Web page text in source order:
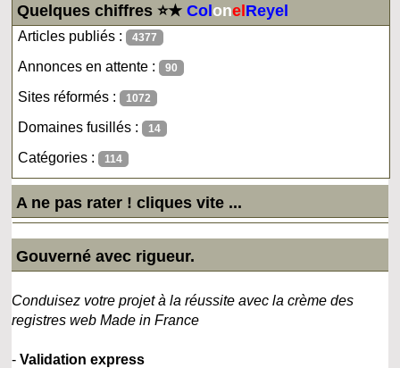
Quelques chiffres ⭐★ColonelReyel
Articles publiés : 4377
Annonces en attente : 90
Sites réformés : 1072
Domaines fusillés : 14
Catégories : 114
A ne pas rater ! cliques vite ...
Gouverné avec rigueur.
Conduisez votre projet à la réussite avec la crème des
registres web Made in France
-Validation express